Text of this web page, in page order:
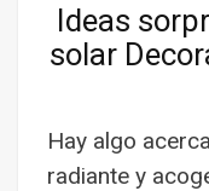
Ideas
solar
Hay algo
radiante y